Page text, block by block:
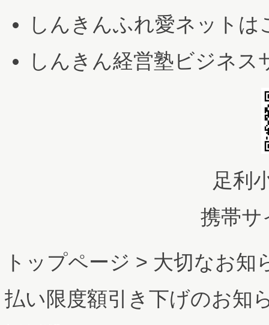
しんきんふれ愛ネットは
しんきん経営塾ビジネス
足利
携帯サ
トップページ > 大切なお知
払い限度額引き下げのお知